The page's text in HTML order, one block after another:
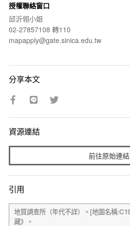
授權聯絡窗口
邱沂翎小姐
02-27857108 轉110
mapapply@gate.sinica.edu.tw
分享本文
資源連結
前往原始連結
引用